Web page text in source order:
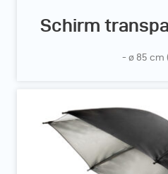
Schirm
- ø 85 cm